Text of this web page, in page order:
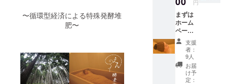
〜循環型経済による特殊発酵堆
肥〜
想いか
ら、＜
山守香
＞とい
う檜精
油が誕
生しま
した。
また、
のお米
作りに
チャレ
ンジさ
れてい
る。
「米を
追求し
た結
果、米
円
まずは
ホーム
ページ
ご確認
くださ
い！
https://
kousoy
oku-
支援
者：
9人
お届
け予
定：